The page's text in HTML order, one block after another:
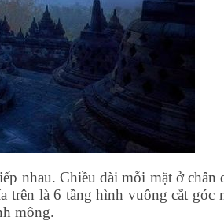
nhau. Chiều dài mỗi mặt ở chân
trên là 6 tầng hình vuông cắt góc
mông.